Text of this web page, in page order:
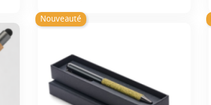
Nouveauté